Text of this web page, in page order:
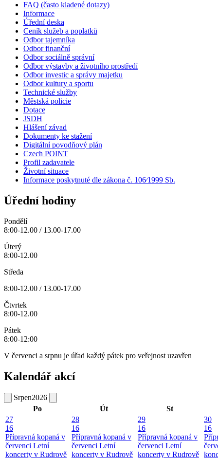
FAQ (často kladené dotazy)
Informace
Úřední deska
Ceník služeb a poplatků
Odbor tajemníka
Odbor finanční
Odbor sociálně správní
Odbor výstavby a životního prostředí
Odbor investic a správy majetku
Odbor kultury a sportu
Technické služby
Městská policie
Dotace
JSDH
Hlášení závad
Dokumenty ke stažení
Digitální povodňový plán
Czech POINT
Profil zadavatele
Životní situace
Informace poskytnuté dle zákona č. 106⁄1999 Sb.
Úřední hodiny
Pondělí
8:00-12.00 / 13.00-17.00
Úterý
8:00-12.00
Středa
8:00-12.00 / 13.00-17.00
Čtvrtek
8:00-12.00
Pátek
8:00-12:00
V červenci a srpnu je úřad každý pátek pro veřejnost uzavřen
Kalendář akcí
Srpen2026
Po
Út
St
27
16
Přípravná kopaná v
červenci Letní
koncerty v Rudrově
28
16
Přípravná kopaná v
červenci Letní
koncerty v Rudrově
29
16
Přípravná kopaná v
červenci Letní
koncerty v Rudrově
30
16